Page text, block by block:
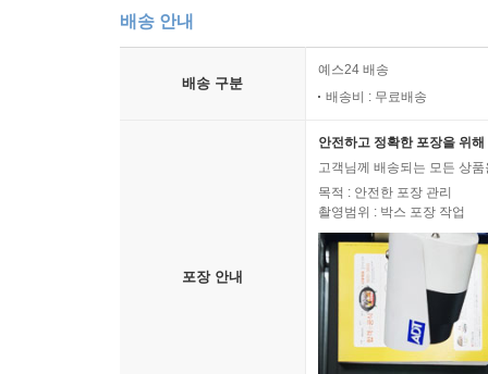
배송 안내
배송 구분
예스24 배송
배송비 : 무료배송
포장 안내
안전하고 정확한 포장을 위
고객님께 배송되는 모든 상
목적 : 안전한 포장 관리
촬영범위 : 박스 포장 작업